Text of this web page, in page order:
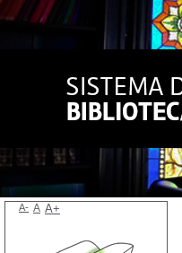
A- A A+